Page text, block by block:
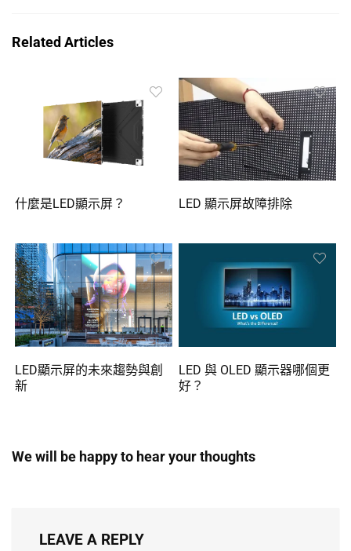
Related Articles
什麼是LED顯示屏？ LED 顯示屏故障排除
LED顯示屏的未來趨勢與創
新
LED 與 OLED 顯示器哪個更
好？
We will be happy to hear your thoughts
LEAVE A REPLY